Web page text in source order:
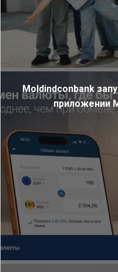
Moldindconbank
приложении